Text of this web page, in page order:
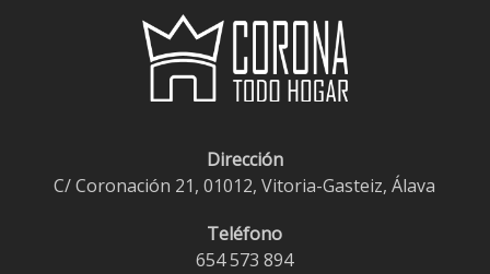
Dirección
C/ Coronación 21, 01012, Vitoria-Gasteiz, Álava
Teléfono
654 573 894